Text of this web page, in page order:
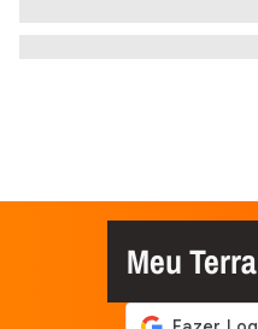
Meu Terra